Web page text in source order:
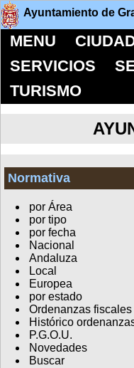
Ayuntamiento de
MENU
SERVICIOS
TURISMO
Normativa
por Área
por tipo
por fecha
Nacional
Andaluza
Local
Europea
por estado
Ordenanzas fiscales
Histórico
P.G.O.U.
Novedades
Buscar